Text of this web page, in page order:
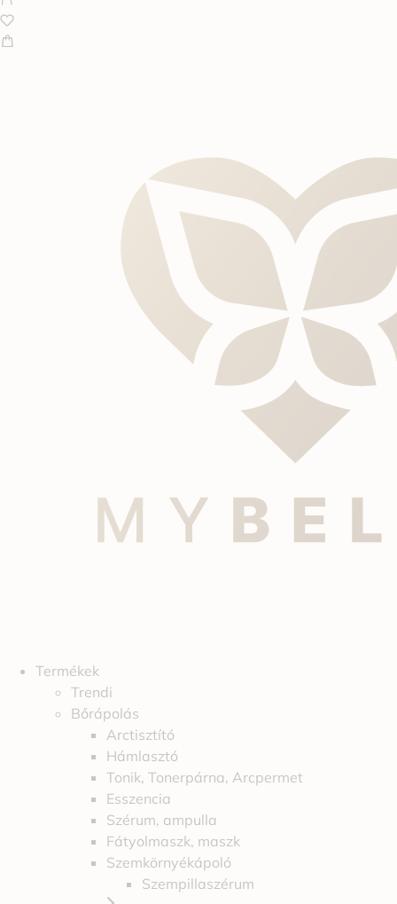
Termékek
Trendi
Bőrápolás
Arctisztító
Hámlasztó
Tonik, Tonerpárna, Arcpermet
Esszencia
Szérum, ampulla
Fátyolmaszk, maszk
Szemkörnyékápoló
Szempillaszérum